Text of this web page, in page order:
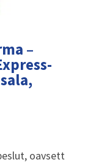
–
oavsett